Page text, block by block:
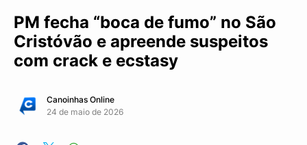
PM fecha “boca de fumo” no São
Cristóvão e apreende suspeitos
com crack e ecstasy
Canoinhas Online
24 de maio de 2026